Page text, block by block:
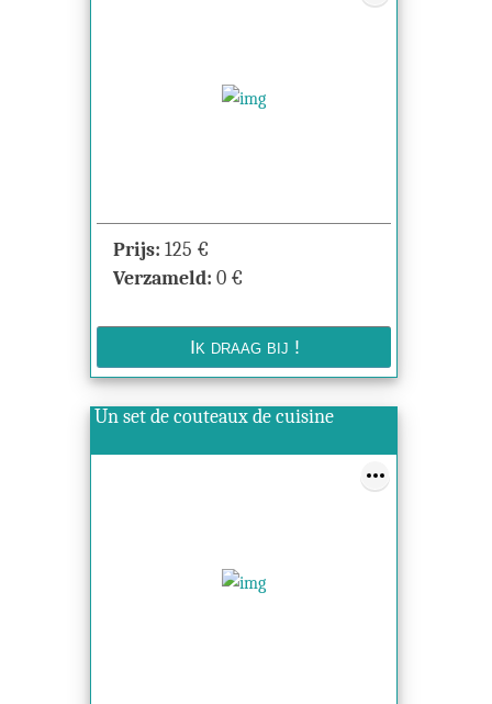
Prijs: 125 €
Verzameld: 0 €
Un set de couteaux de cuisine